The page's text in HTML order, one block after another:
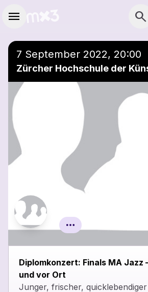
menu search
7 September 2022, 20:00
Zürcher Hochschule der
Diplomkonzert: Finals MA Jazz
und vor Ort
Junger, frischer,